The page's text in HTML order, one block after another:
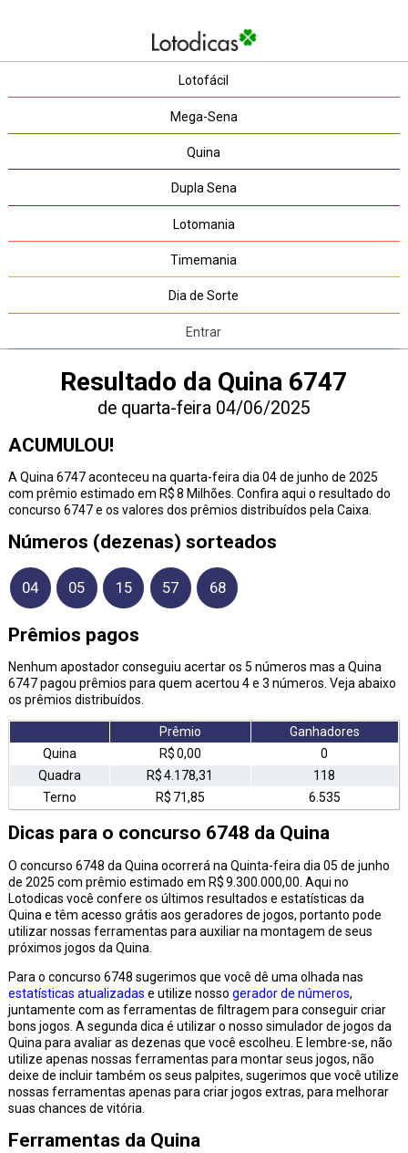
Lotofácil
Mega-Sena
Quina
Dupla Sena
Lotomania
Timemania
Dia de Sorte
Entrar
Resultado da Quina 6747
de quarta-feira 04/06/2025
ACUMULOU!
A Quina 6747 aconteceu na quarta-feira dia 04 de junho de 2025
com prêmio estimado em R$ 8 Milhões. Confira aqui o resultado do
concurso 6747 e os valores dos prêmios distribuídos pela Caixa.
Números (dezenas) sorteados
04 05 15 57 68
Prêmios pagos
Nenhum apostador conseguiu acertar os 5 números mas a Quina
6747 pagou prêmios para quem acertou 4 e 3 números. Veja abaixo
os prêmios distribuídos.
Prêmio
Ganhadores
Quina
R$ 0,00
0
Quadra
R$ 4.178,31
118
Terno
R$ 71,85 6.535
Dicas para o concurso 6748 da Quina
O concurso 6748 da Quina ocorrerá na Quinta-feira dia 05 de junho
de 2025 com prêmio estimado em R$ 9.300.000,00. Aqui no
Lotodicas você confere os últimos resultados e estatísticas da
Quina e têm acesso grátis aos geradores de jogos, portanto pode
utilizar nossas ferramentas para auxiliar na montagem de seus
próximos jogos da Quina.
Para o concurso 6748 sugerimos que você dê uma olhada nas
estatísticas atualizadas e utilize nosso gerador de números,
juntamente com as ferramentas de filtragem para conseguir criar
bons jogos. A segunda dica é utilizar o nosso simulador de jogos da
Quina para avaliar as dezenas que você escolheu. E lembre-se, não
utilize apenas nossas ferramentas para montar seus jogos, não
deixe de incluir também os seus palpites, sugerimos que você utilize
nossas ferramentas apenas para criar jogos extras, para melhorar
suas chances de vitória.
Ferramentas da Quina